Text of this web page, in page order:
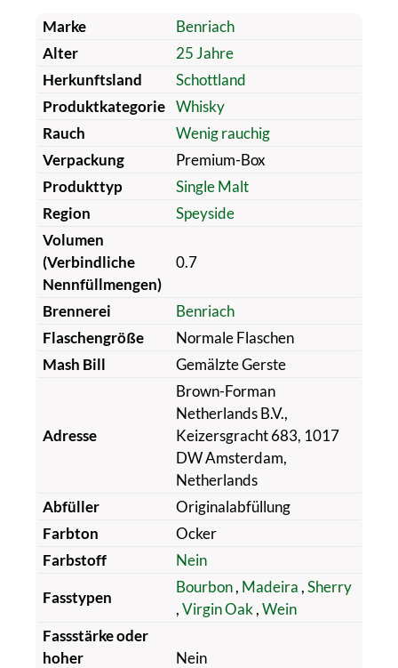
Marke
Benriach
Alter
25 Jahre
Herkunftsland
Schottland
Produktkategorie Whisky
Rauch
Wenig rauchig
Verpackung
Premium-Box
Produkttyp
Single Malt
Region
Speyside
Volumen
(Verbindliche
Nennfüllmengen)
0.7
Brennerei
Benriach
Flaschengröße
Normale Flaschen
Mash Bill
Gemälzte Gerste
Adresse
Brown-Forman
Netherlands B.V.,
Keizersgracht 683, 1017
DW Amsterdam,
Netherlands
Abfüller
Originalabfüllung
Farbton
Ocker
Farbstoff
Nein
Fasstypen
Bourbon, Madeira ,Sherry
,Virgin Oak,Wein
Fassstärke oder
hoher
Nein